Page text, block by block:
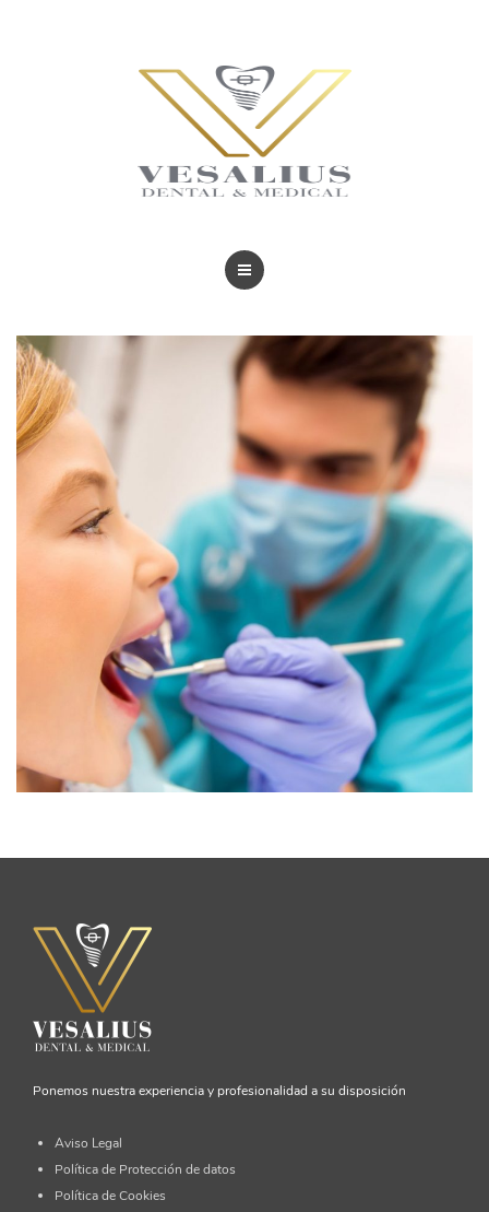
REVISTAS
BLOG
Ponemos nuestra experiencia y profesionalidad a su disposición
Aviso Legal
Política de Protección de datos
Política de Cookies